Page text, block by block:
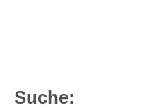
Suche: